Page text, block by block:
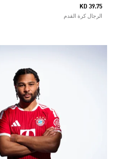
KD 39.75
الرجال كرة القدم